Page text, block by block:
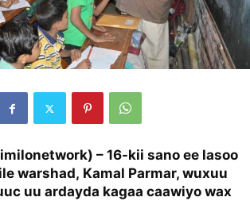
– 16-kii sano ee lasoo
warshad, Kamal Parmar, wuxuu
uu ardayda kagaa caawiyo wax